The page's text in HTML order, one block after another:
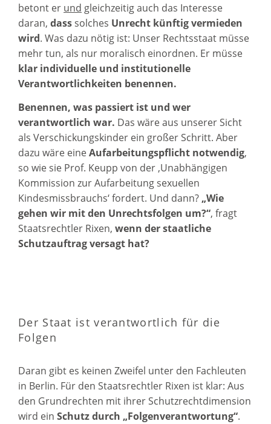
betont er und gleichzeitig auch das Interesse
daran, dasssolches Unrecht künftig vermieden
wird. Was dazu nötig ist: Unser Rechtsstaat müsse
mehr tun, als nur moralisch einordnen. Er müsse
klar individuelle und institutionelle
Verantwortlichkeiten benennen.
Benennen, was passiert ist und wer
verantwortlich war. Das wäre aus unserer Sicht
als Verschickungskinder ein großer Schritt. Aber
dazu wäre eineAufarbeitungspflicht notwendig,
so wie sie Prof. Keupp von der ‚Unabhängigen
Kommission zur Aufarbeitung sexuellen
Kindesmissbrauchs‘ fordert. Und dann? „Wie
gehen wir mit den Unrechtsfolgen um?“, fragt
Staatsrechtler Rixen, wenn der staatliche
Schutzauftrag versagt hat?
Der Staat ist verantwortlich für die
Folgen
Daran gibt es keinen Zweifel unter den Fachleuten
in Berlin. Für den Staatsrechtler Rixen ist klar: Aus
den Grundrechten mit ihrer Schutzrechtdimension
wird ein Schutz durch „Folgenverantwortung“.